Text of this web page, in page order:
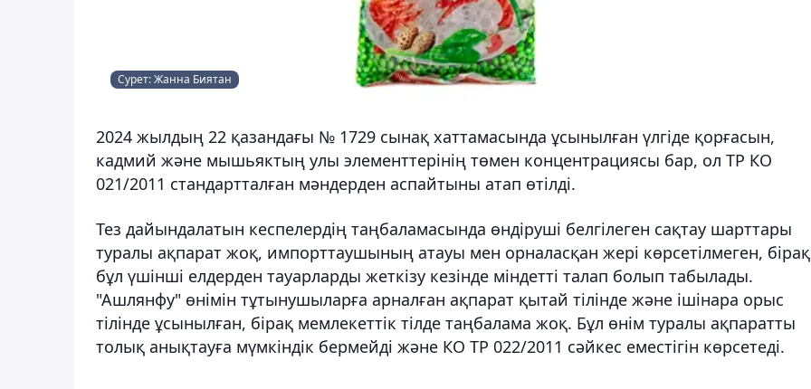
Сурет: Жанна Биятан
2024 жылдың 22 қазандағы № 1729 сынақ хаттамасында ұсынылған үлгіде қорғасын,
кадмий және мышьяктың улы элементтерінің төмен концентрациясы бар, ол ТР КО
021/2011 стандартталған мәндерден аспайтыны атап өтілді.
Тез дайындалатын кеспелердің таңбаламасында өндіруші белгілеген сақтау шарттары
туралы ақпарат жоқ, импорттаушының атауы мен орналасқан жері көрсетілмеген, бірақ
бұл үшінші елдерден тауарларды жеткізу кезінде міндетті талап болып табылады.
"Ашлянфу" өнімін тұтынушыларға арналған ақпарат қытай тілінде және ішінара орыс
тілінде ұсынылған, бірақ мемлекеттік тілде таңбалама жоқ. Бұл өнім туралы ақпаратты
толық анықтауға мүмкіндік бермейді және КО ТР 022/2011 сәйкес еместігін көрсетеді.